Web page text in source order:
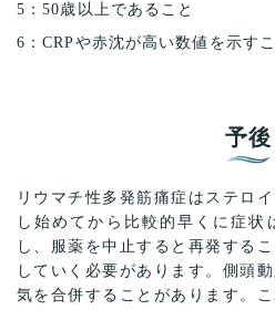
5：50歳以上であること
6：CRPや赤沈が高い数値を示すこ
予後
リウマチ性多発筋痛症はステロ
し始めてから比較的早くに症状
し、服薬を中止すると再発する
していく必要があります。側頭
気を合併することがあります。